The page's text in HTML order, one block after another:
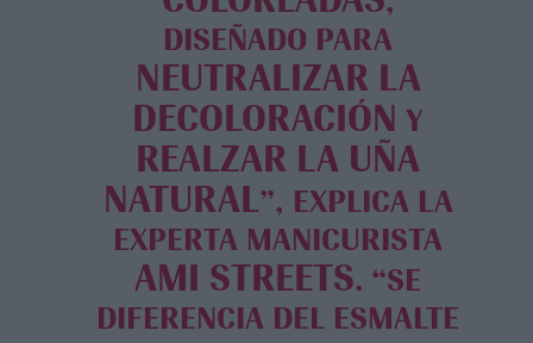
DISEÑADO PARA
NEUTRALIZAR LA
DECOLORACIÓN Y
REALZAR LA UÑA
NATURAL”, EXPLICA LA
EXPERTA MANICURISTA
AMI STREETS. “SE
DIFERENCIA DEL ESMALTE